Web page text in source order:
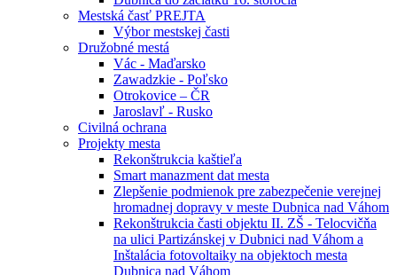
Mestská časť PREJTA
Výbor mestskej časti
Družobné mestá
Vác - Maďarsko
Zawadzkie - Poľsko
Otrokovice – ČR
Jaroslavľ - Rusko
Civilná ochrana
Projekty mesta
Rekonštrukcia kaštieľa
Smart manazment dat mesta
Zlepšenie podmienok pre zabezpečenie verejnej
hromadnej dopravy v meste Dubnica nad Váhom
Rekonštrukcia časti objektu II. ZŠ - Telocvičňa
na ulici Partizánskej v Dubnici nad Váhom a
Inštalácia fotovoltaiky na objektoch mesta
Dubnica nad Váhom